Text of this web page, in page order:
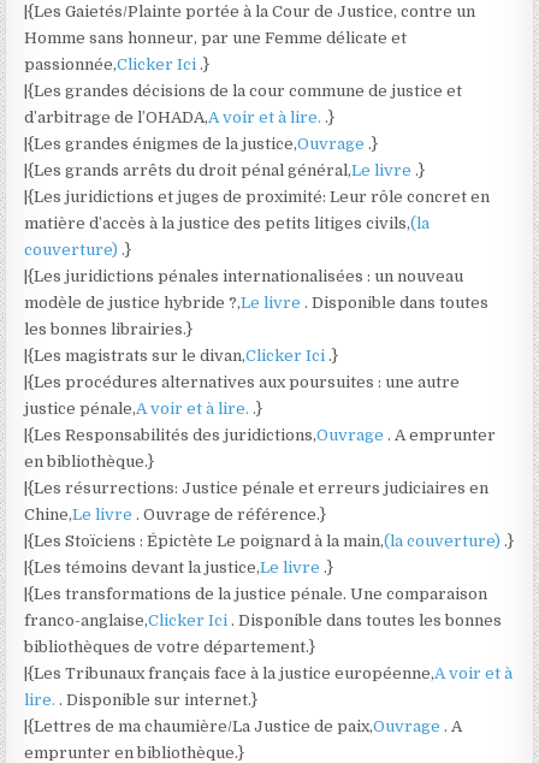
|{Les Gaietés/Plainte portée à la Cour de Justice, contre un
Homme sans honneur, par une Femme délicate et
passionnée,Clicker Ici.}
|{Les grandes décisions de la cour commune de justice et
d’arbitrage de l’OHADA,A voir et à lire..}
|{Les grandes énigmes de la justice,Ouvrage.}
|{Les grands arrêts du droit pénal général,Le livre.}
|{Les juridictions et juges de proximité: Leur rôle concret en
matière d’accès à la justice des petits litiges civils,(la
couverture).}
|{Les juridictions pénales internationalisées : un nouveau
modèle de justice hybride ?,Le livre. Disponible dans toutes
les bonnes librairies.}
|{Les magistrats sur le divan,Clicker Ici.}
|{Les procédures alternatives aux poursuites : une autre
justice pénale,A voir et à lire..}
|{Les Responsabilités des juridictions,Ouvrage. A emprunter
en bibliothèque.}
|{Les résurrections: Justice pénale et erreurs judiciaires en
Chine,Le livre. Ouvrage de référence.}
|{Les Stoïciens : Épictète Le poignard à la main,(la couverture).}
|{Les témoins devant la justice,Le livre.}
|{Les transformations de la justice pénale. Une comparaison
franco-anglaise,Clicker Ici. Disponible dans toutes les bonnes
bibliothèques de votre département.}
|{Les Tribunaux français face à la justice européenne,A voir et à
lire.. Disponible sur internet.}
|{Lettres de ma chaumière/La Justice de paix,Ouvrage. A
emprunter en bibliothèque.}